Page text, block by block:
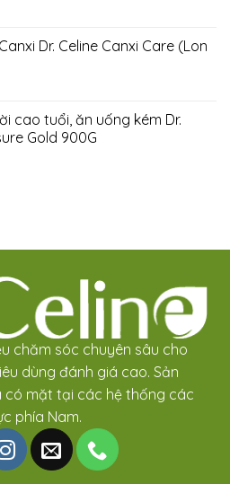
Dr. Celine Canxi Care (Lon
cao tuổi, ăn uống kém Dr.
Gold 900G
chăm sóc chuyên sâu cho
dùng đánh giá cao. Sản
có mặt tại các hệ thống các
phía Nam.